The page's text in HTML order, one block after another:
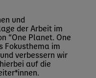
und
der Arbeit im
“One Planet. One
Fokusthema im
verbessern wir
auf die